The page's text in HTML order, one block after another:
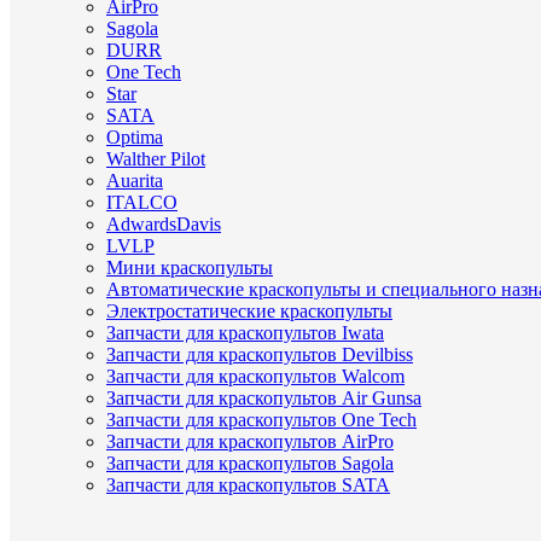
AirPro
Sagola
DURR
One Tech
Star
SATA
Optima
Walther Pilot
Auarita
ITALCO
AdwardsDavis
LVLP
Мини краскопульты
Автоматические краскопульты и специального
Электростатические краскопульты
Запчасти для краскопультов Iwata
Запчасти для краскопультов Devilbiss
Запчасти для краскопультов Walcom
Запчасти для краскопультов Air Gunsa
Запчасти для краскопультов One Tech
Запчасти для краскопультов AirPro
Запчасти для краскопультов Sagola
Запчасти для краскопультов SATA